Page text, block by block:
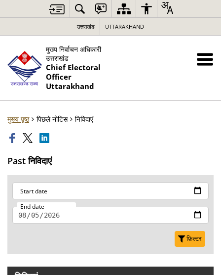
उत्तराखंड UTTARAKHAND
मुख्य निर्वाचन अधिकारी
उत्तराखंड
Chief Electoral
Officer
Uttarakhand
मुख्य पृष्ठ पिछले नोटिस निविदाएं
Past निविदाएं
Start date
End date
फ़िल्टर